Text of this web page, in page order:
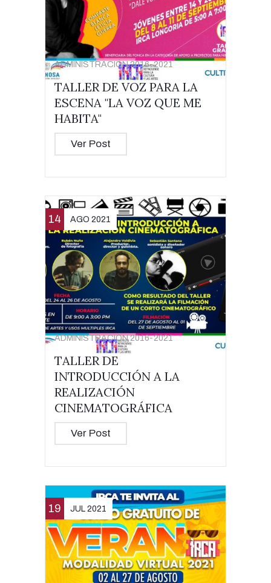
ADMINISTRACIÓN 2016-2021
TALLER DE VOZ PARA LA
ESCENA "LA VOZ QUE ME
HABITA"
Ver Post
14 AGO 2021
ADMINISTRACIÓN 2016-2021
TALLER DE
INTRODUCCIÓN A LA
REALIZACIÓN
CINEMATOGRÁFICA
Ver Post
19 JUL 2021